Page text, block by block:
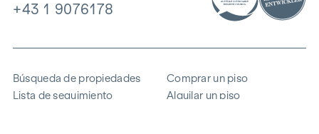
+43 1 9076178
Búsqueda de propiedades
Lista de seguimiento
Comprar un piso
Alquilar un piso